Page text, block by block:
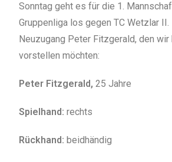
Sonntag geht es für die 1.
Gruppenliga los gegen TC Wetzlar
Neuzugang Peter Fitzgerald, den wir
vorstellen möchten:
Peter Fitzgerald, 25 Jahre
Spielhand: rechts
Rückhand: beidhändig